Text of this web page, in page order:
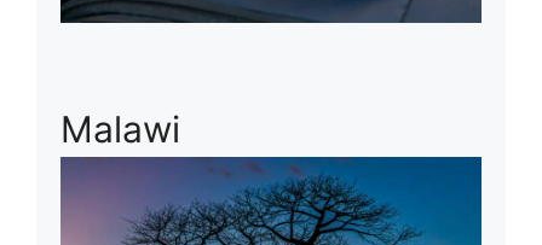
Malawi